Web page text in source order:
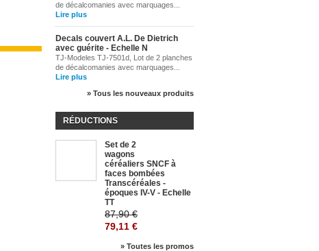
de décalcomanies avec marquages...
Lire plus
Decals couvert A.L. De Dietrich
avec guérite - Echelle N
TJ-Modeles TJ-7501d, Lot de 2 planches
de décalcomanies avec marquages...
Lire plus
» Tous les nouveaux produits
RÉDUCTIONS
Set de 2
wagons
céréaliers SNCF à
faces bombées
Transcéréales -
époques IV-V - Echelle
TT
87,90 €
79,11 €
» Toutes les promos